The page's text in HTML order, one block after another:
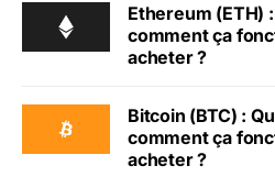
Ethereum (ETH)
comment ça
acheter ?
Bitcoin (BTC) :
comment ça
acheter ?